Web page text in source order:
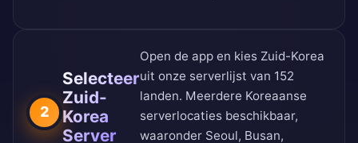
2
Selecteer
Zuid-
Korea
Server
Open de app en kies Zuid-Korea
uit onze serverlijst van 152
landen. Meerdere Koreaanse
serverlocaties beschikbaar,
waaronder Seoul, Busan,